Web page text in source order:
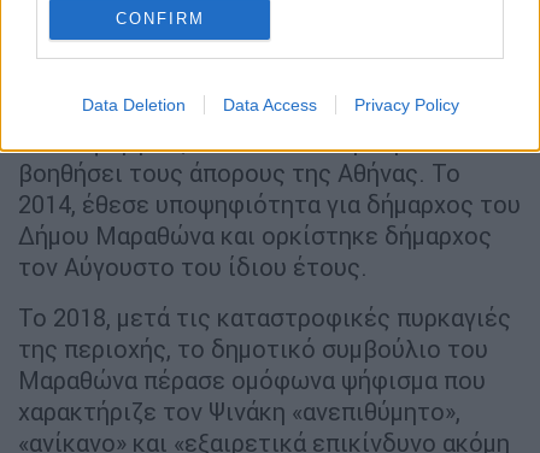
CONFIRM
Data Deletion Data Access Privacy Policy
Νικήτα Κακλαμάνη. Εκτός από την
προσπάθεια προώθησης μιας ευνοϊκής
εξωτερικό, υποστήριξε το έργο «Για ένα
πιάτο φαγητό», που σχεδιάστηκε για να
βοηθήσει τους άπορους της Αθήνας. Το
2014, έθεσε υποψηφιότητα για δήμαρχος του
Δήμου Μαραθώνα και ορκίστηκε δήμαρχος
τον Αύγουστο του ίδιου έτους.
Το 2018, μετά τις καταστροφικές πυρκαγιές
της περιοχής, το δημοτικό συμβούλιο του
Μαραθώνα πέρασε ομόφωνα ψήφισμα που
χαρακτήριζε τον Ψινάκη «ανεπιθύμητο»,
«ανίκανο» και «εξαιρετικά επικίνδυνο ακόμη